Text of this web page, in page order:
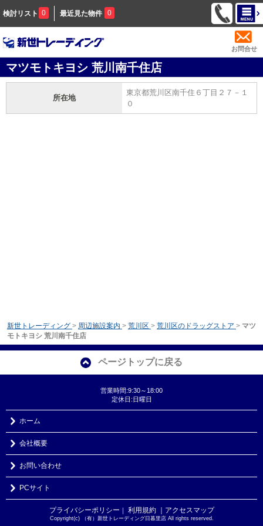
検討リスト 0 最近見た物件 0
お問合せ
マツモトキヨシ 荒川南千住店
所在地
東京都荒川区南千住６丁目２７－１
０
新世トレーディング > 周辺施設案内 > 荒川区 > 荒川区のドラッグストア > マツ
モトキヨシ 荒川南千住店
ページトップに戻る
営業時間:9:30～18:00
定休日:日曜日
ホーム
会社概要
お問い合わせ
PCサイト
プライバシーポリシー ｜ 利用規約 ｜アクセスマップ
Copyright(c) （有）新世トレーディング日暮里店 All rights reserved.